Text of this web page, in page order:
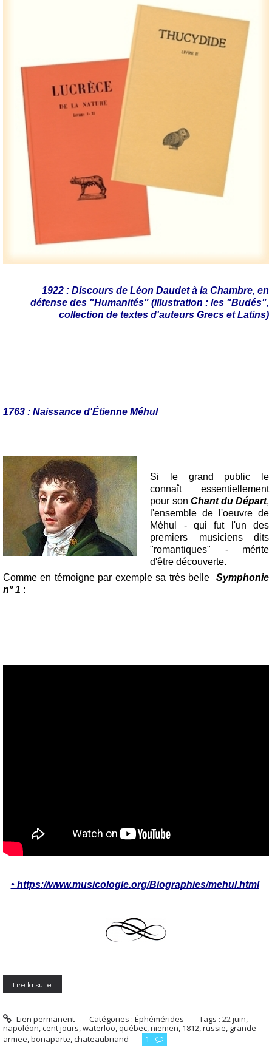
1922 : Discours de Léon Daudet à la Chambre, en
défense des "Humanités" (illustration : les "Budés",
collection de textes d'auteurs Grecs et Latins)
1763 : Naissance d'Étienne Méhul
Si le grand public le
connaît essentiellement
pour son Chant du Départ,
l'ensemble de l'oeuvre de
Méhul - qui fut l'un des
premiers musiciens dits
"romantiques" - mérite
d'être découverte.
Comme en témoigne par exemple sa très belle Symphonie
n° 1 :
• https://www.musicologie.org/Biographies/mehul.html
Lire la suite
Lien permanent Catégories :Éphémérides Tags :22 juin,
napoléon,cent jours,waterloo,québec,niemen, 1812,russie, grande
armee,bonaparte,chateaubriand 1